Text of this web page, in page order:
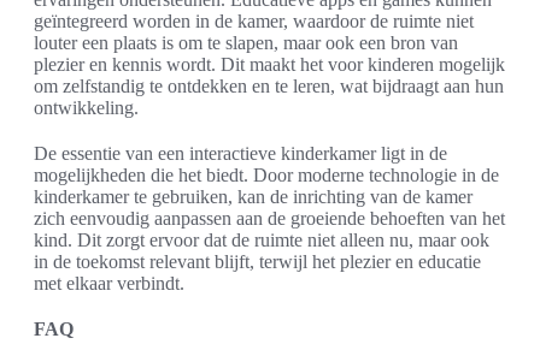
geïntegreerd worden in de kamer, waardoor de ruimte niet
louter een plaats is om te slapen, maar ook een bron van
plezier en kennis wordt. Dit maakt het voor kinderen mogelijk
om zelfstandig te ontdekken en te leren, wat bijdraagt aan hun
ontwikkeling.
De essentie van een interactieve kinderkamer ligt in de
mogelijkheden die het biedt. Door moderne technologie in de
kinderkamer te gebruiken, kan de inrichting van de kamer
zich eenvoudig aanpassen aan de groeiende behoeften van het
kind. Dit zorgt ervoor dat de ruimte niet alleen nu, maar ook
in de toekomst relevant blijft, terwijl het plezier en educatie
met elkaar verbindt.
FAQ